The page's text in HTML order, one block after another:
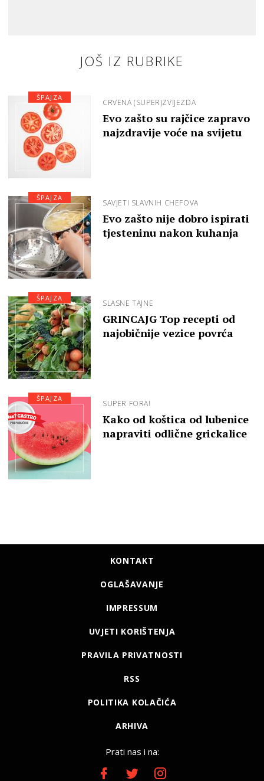
JOŠ IZ RUBRIKE
CRVENA (SUPER)ZVIJEZDA
Evo zašto su rajčice zapravo
najzdravije voće na svijetu
ŠPAJZA
SAVJETI SLAVNIH CHEFOVA
Evo zašto nije dobro ispirati
tjesteninu nakon kuhanja
ŠPAJZA
SLASNE TAJNE
GRINCAJG Top recepti od
najobičnije vezice povrća
ŠPAJZA
SUPER FORA!
Kako od koštica od lubenice
napraviti odlične grickalice
ŠPAJZA
KONTAKT
OGLAŠAVANJE
IMPRESSUM
UVJETI KORIŠTENJA
PRAVILA PRIVATNOSTI
RSS
POLITIKA KOLAČIĆA
ARHIVA
Prati nas i na: